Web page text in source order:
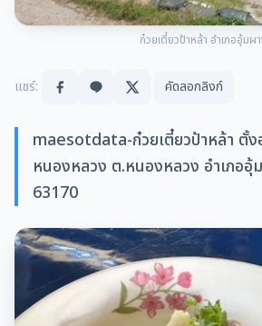
ก๋วยเตี๋ยวป้าหล้า อำเภออุ้มผ
แชร์: คัดลอกลิงก์
maesotdata-ก๋วยเตี๋ยวป้าหล้า ตั้
หนองหลวง ต.หนองหลวง อำเภออุ้
63170